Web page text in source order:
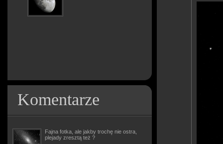
Komentarze
Fajna fotka, ale jakby trochę nie ostra,
plejady zresztą też ?